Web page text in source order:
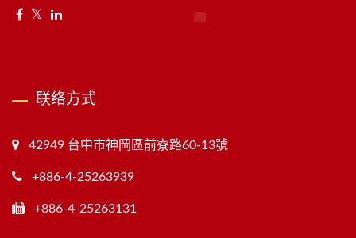
联络方式
42949 台中市神岡區前寮路60-13號
+886-4-25263939
+886-4-25263131